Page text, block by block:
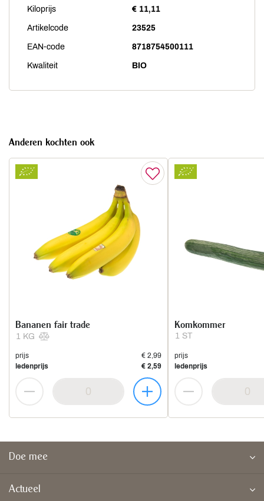
Kiloprijs € 11,11
Artikelcode 23525
EAN-code 8718754500111
Kwaliteit BIO
Anderen kochten ook
1 KG
Bananen fair trade
prijs
€ 2,99
ledenprijs
€ 2,59
1 ST
Komkommer
prijs
ledenprijs
Doe mee
Actueel